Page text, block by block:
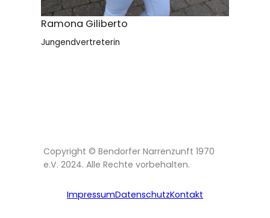
Ramona Giliberto
Jungendvertreterin
Copyright © Bendorfer Narrenzunft 1970
e.V. 2024. Alle Rechte vorbehalten.
ImpressumDatenschutzKontakt